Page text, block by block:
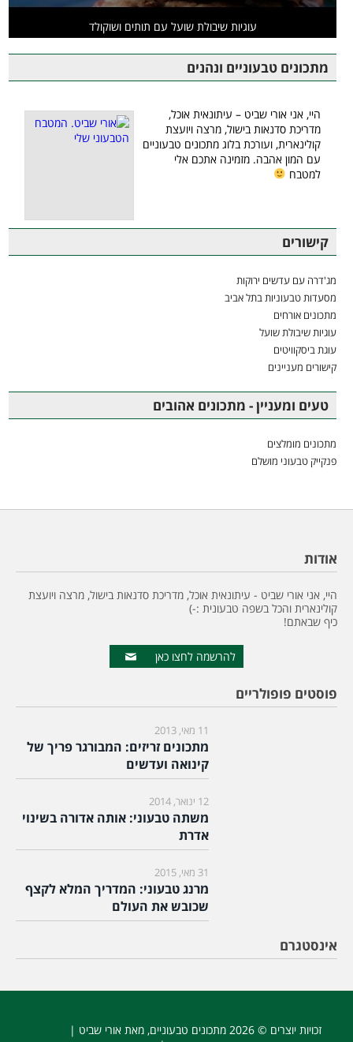
עוגיות שיבולת שועל עם תותים ושוקולד
מתכונים טבעוניים ונהנים
היי, אני אורי שביט – עיתונאית אוכל,
מדריכת סדנאות בישול, מרצה ויועצת
קולינארית, ועורכת בלוג מתכונים טבעוניים
עם המון אהבה. מזמינה אתכם אלי
למטבח
קישורים
מג'דרה עם עדשים ירוקות
מסעדות טבעוניות בתל אביב
מתכונים אורחים
עוגיות שיבולת שועל
עוגת ביסקוויטים
קישורים מעניינים
טעים ומעניין - מתכונים אהובים
מתכונים מומלצים
פנקייק טבעוני מושלם
אודות
היי, אני אורי שביט - עיתונאית אוכל, מדריכת סדנאות בישול, מרצה ויועצת
קולינארית והכל בשפה טבעונית :-)
כיף שבאתם!
להרשמה לחצו כאן
פוסטים פופולריים
11 מאי, 2013
מתכונים זריזים: המבורגר פריך של
קינואה ועדשים
12 ינואר, 2014
משתה טבעוני: אותה אדורה בשינוי
אדרת
31 מאי, 2015
מרנג טבעוני: המדריך המלא לקצף
שכובש את העולם
אינסטגרם
זכויות יוצרים © 2026 מתכונים טבעוניים, מאת אורי שביט |